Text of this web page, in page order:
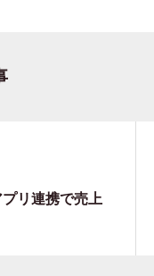
リ連携で売上